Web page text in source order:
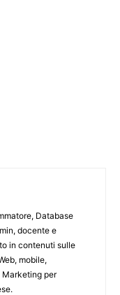
Database
docente e
in contenuti sulle
mobile,
per